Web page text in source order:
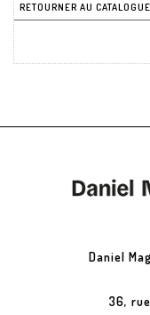
RETOURNER AU CATALOGUE
Daniel
36,